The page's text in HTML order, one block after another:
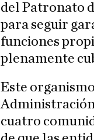
del Patronato
para seguir
funciones
plenamente
Este
cuatro